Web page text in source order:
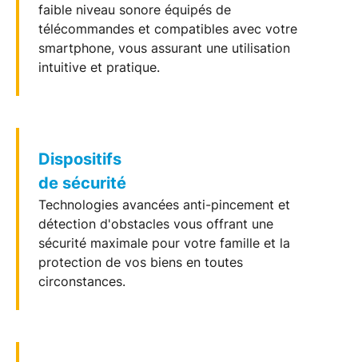
faible niveau sonore équipés de
télécommandes et compatibles avec votre
smartphone, vous assurant une utilisation
intuitive et pratique.
Dispositifs
de sécurité
Technologies avancées anti-pincement et
détection d'obstacles vous offrant une
sécurité maximale pour votre famille et la
protection de vos biens en toutes
circonstances.